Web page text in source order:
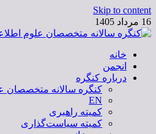
Skip to content
16 مرداد 1405
کنگره سالانه متخصصان علوم اطلاعات
خانه
انجمن
درباره کنگره
کنگره سالانه متخصصان
EN
کمیته راهبری
کمیته سیاست‌گذاری